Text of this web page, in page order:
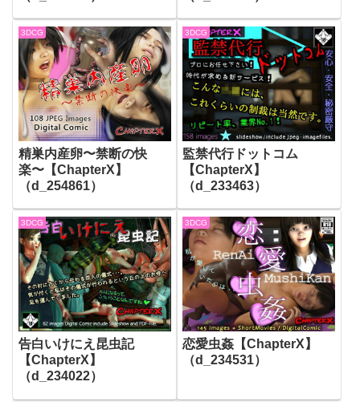
3DCG
精巣内産卵〜禁断の快
楽〜【ChapterX】
（d_254861）
3DCG
監禁代行ドットコム
【ChapterX】
（d_233463）
3DCG
告白いけにえ昆虫記
【ChapterX】
（d_234022）
3DCG
恋愛虫姦【ChapterX】
（d_234531）